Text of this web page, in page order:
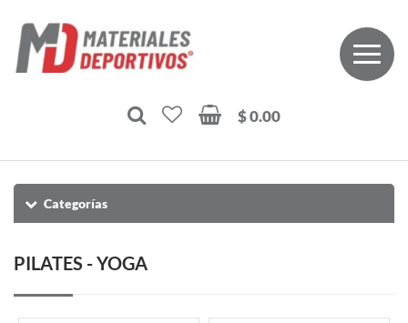
$ 0.00
Categorías
PILATES - YOGA